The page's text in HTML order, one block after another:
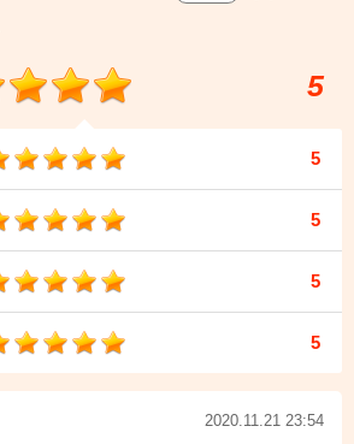
5
5
5
5
5
2020.11.21 23:54